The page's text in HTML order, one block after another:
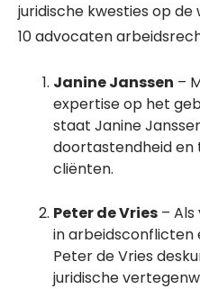
juridische kwesties op
10 advocaten
Janine Janssen –
expertise op het
staat Janine
doortastendheid en
cliënten.
Peter de Vries –
in arbeidsconflicten
Peter de Vries
juridische